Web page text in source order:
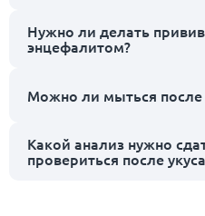
Нужно ли делать
энцефалитом?
Можно ли мыться после
Какой анализ нужно
провериться после